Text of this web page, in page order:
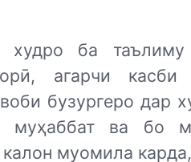
ба таълиму
агарчи касби
бузургеро дар
ва бо
муомила